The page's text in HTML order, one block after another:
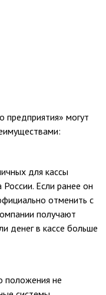
могут
для кассы
Если ранее он
отменить с
получают
денег в кассе больше
положения не